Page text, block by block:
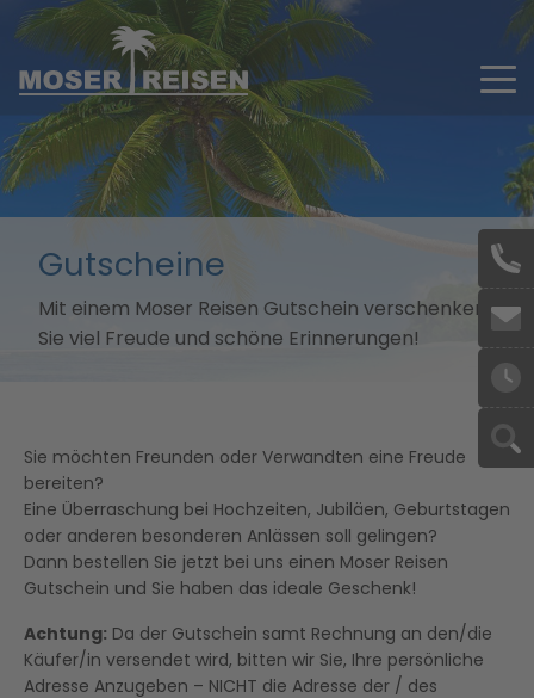
Skip to main content
Gutscheine
Mit einem Moser Reisen Gutschein verschenken
Sie viel Freude und schöne Erinnerungen!
Sie möchten Freunden oder Verwandten eine Freude
bereiten?
Eine Überraschung bei Hochzeiten, Jubiläen, Geburtstagen
oder anderen besonderen Anlässen soll gelingen?
Dann bestellen Sie jetzt bei uns einen Moser Reisen
Gutschein und Sie haben das ideale Geschenk!
Achtung: Da der Gutschein samt Rechnung an den/die
Käufer/in versendet wird, bitten wir Sie, Ihre persönliche
Adresse Anzugeben – NICHT die Adresse der / des